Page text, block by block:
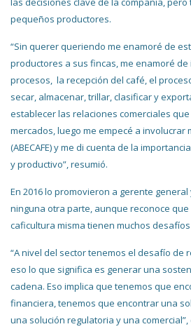
pequeños productores.
“Sin querer queriendo me enamoré de
productores a sus fincas, me enamoré
procesos, la recepción del café, el
secar, almacenar, trillar, clasificar y
establecer las relaciones comerciales
mercados, luego me empecé a involucrar
(ABECAFE) y me di cuenta de la
y productivo”, resumió.
En 2016 lo promovieron a gerente
ninguna otra parte, aunque reconoce
caficultura misma tienen muchos
“A nivel del sector tenemos el desafío de
eso lo que significa es generar una
cadena. Eso implica que tenemos que
financiera, tenemos que encontrar una
una solución regulatoria y una comercial”,